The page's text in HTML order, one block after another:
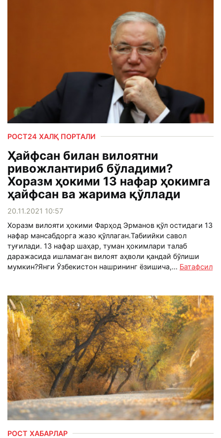
РОСТ24 ХАЛҚ ПОРТАЛИ
Ҳайфсан билан вилоятни
ривожлантириб бўладими?
Хоразм ҳокими 13 нафар ҳокимга
ҳайфсан ва жарима қўллади
20.11.2021 10:57
Хоразм вилояти ҳокими Фарҳод Эрманов қўл остидаги 13
нафар мансабдорга жазо қўллаган.Табиийки савол
туғилади. 13 нафар шаҳар, туман ҳокимлари талаб
даражасида ишламаган вилоят аҳволи қандай бўлиши
мумкин?Янги Ўзбекистон нашрининг ёзишича,... Батафсил
РОСТ ХАБАРЛАР